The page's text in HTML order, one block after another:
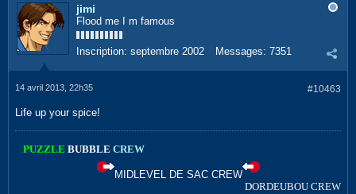
jimi
Flood me I m famous
Inscription: septembre 2002 Messages: 7351
#10463
14 avril 2013, 22h35
Life up your spice!
PUZZLE BUBBLE CREW
MIDLEVEL DE SAC CREW
DORDEUBOU CREW